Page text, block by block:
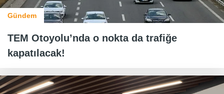
Gündem
TEM Otoyolu’nda o nokta da trafiğe
kapatılacak!